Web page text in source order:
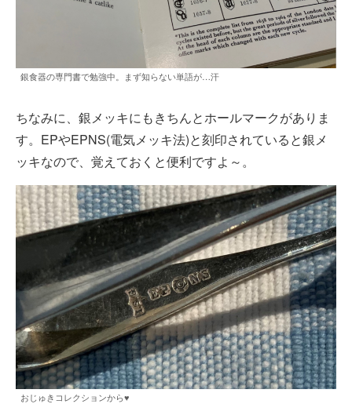
銀食器の専門書で勉強中。まず知らない単語が…汗
ちなみに、銀メッキにもきちんとホールマークがありま
す。EPやEPNS(電気メッキ法)と刻印されていると銀メ
ッキなので、覚えておくと便利ですよ～。
おじゅきコレクションから♥